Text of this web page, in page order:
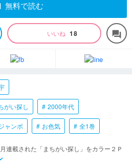
無料で読む
いいね 18 forum
がい探し 2000年代
ャンボ お色気 全1巻
連載された「まちがい探し」をカラー２Ｐ